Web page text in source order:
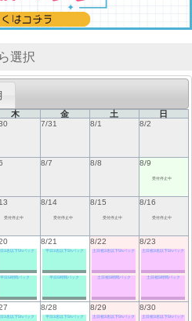
選択
木 金 土 日
7/31 8/1 8/2
8/7 8/8 8/9
受付停止中
受付停止中
8/14
受付停止中
8/15
受付停止中
8/16
受付停止中
3名以下5hパック
平日5時間パック
8/21
平日3名以下5hパック
平日5時間パック
8/22
土日祝3名以下5hパック
土日祝5時間パック
8/23
土日祝3名以下5hパック
土日祝5時間パック
3名以下5hパック
8/28
平日3名以下5hパック
8/29
土日祝3名以下5hパック
8/30
土日祝3名以下5hパック